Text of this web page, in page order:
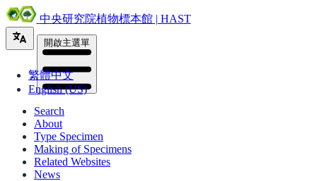
中央研究院植物標本館 | HAST
繁體中文
English (US)
開啟主選單
Search
About
Type Specimen
Making of Specimens
Related Websites
News